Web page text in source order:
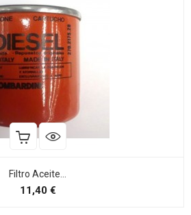
Filtro Aceite...
11,40 €Preço